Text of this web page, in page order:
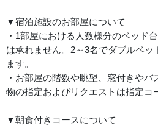
▼宿泊施設のお部屋について
・1部屋における人数様分のベッド
は承れません。2～3名でダブルベッ
ます。
・お部屋の階数や眺望、窓付きや
物の指定およびリクエストは指定コ
▼朝食付きコースについて